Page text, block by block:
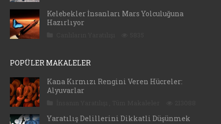
Kelebekler İnsanları Mars Yolculuğuna
Hazırlıyor
POPÜLER MAKALELER
Kana Kırmızı Rengini Veren Hücreler:
Alyuvarlar
Yaratılış Delillerini Dikkatli Düşünmek